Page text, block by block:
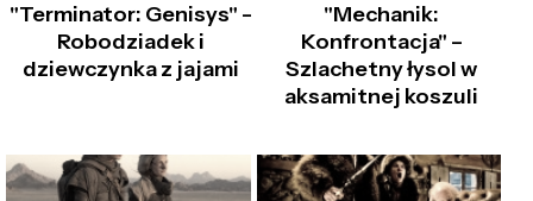
"Terminator: Genisys" –
Robodziadek i
dziewczynka z jajami
"Mechanik:
Konfrontacja" –
Szlachetny łysol w
aksamitnej koszuli